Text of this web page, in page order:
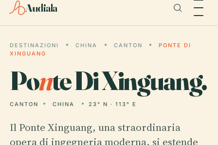
Audiala
DESTINAZIONI CHINA CANTON
PONTE DI
XINGUANG
Ponte Di Xinguang.
CANTON CHINA 23° N · 113° E
Il Ponte Xinguang, una straordinaria
opera di ingegneria moderna, si estende